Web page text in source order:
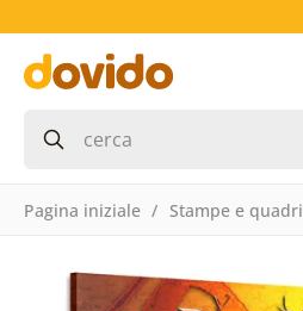
Pagina iniziale Stampe e quadri